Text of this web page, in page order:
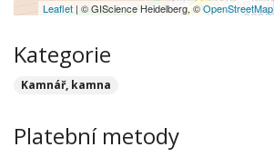
Leaflet | © GIScience Heidelberg, ©OpenStreetMap
Kategorie
Kamnář, kamna
Platební metody